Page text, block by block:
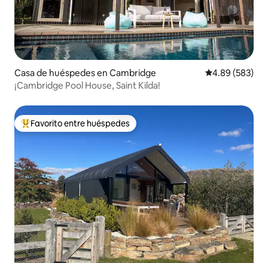
Casa de huéspedes en Cambridge Calificación
4.89 (583)
¡Cambridge Pool House, Saint Kilda!
Favorito entre huéspedes preferido
Favorito entre huéspedes